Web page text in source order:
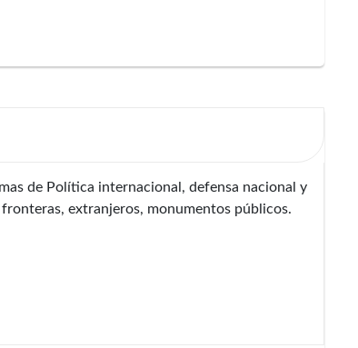
de Política internacional, defensa nacional y
extranjeros, monumentos públicos.